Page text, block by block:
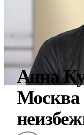
Анна
Москва